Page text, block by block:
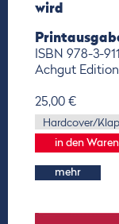
wird
ISBN 978-3-
Achgut Edition
25,00 €
mehr